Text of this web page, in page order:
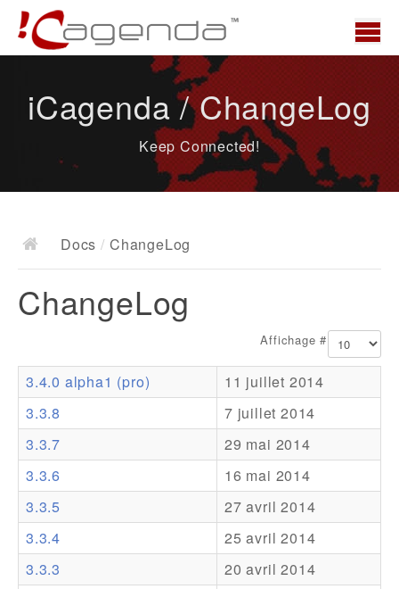
News
Docs
Documentation
Ressources
Addons
Theme Packs
Translation Packs
Support
Forum
iCagenda / ChangeLog
Keep Connected!
Docs / ChangeLog
ChangeLog
Affichage #
3.4.0 alpha1 (pro)
11 juillet 2014
3.3.8
7 juillet 2014
3.3.7
29 mai 2014
3.3.6
16 mai 2014
3.3.5
27 avril 2014
3.3.4
25 avril 2014
3.3.3
20 avril 2014